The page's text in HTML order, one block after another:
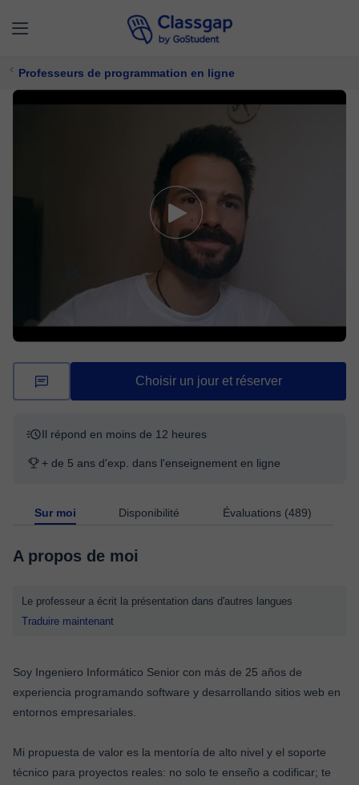
Professeurs de programmation en ligne
4,9 (489)
2510 cours
Programmation
Choisir un jour et réserver
Il répond en moins de 12 heures
+ de 5 ans d'exp. dans l'enseignement en ligne
Sur moi Disponibilité Évaluations (489)
A propos de moi
Le professeur a écrit la présentation dans d'autres langues
Traduire maintenant
Soy Ingeniero Informático Senior con más de 25 años de
experiencia programando software y desarrollando sitios web en
entornos empresariales.
Mi propuesta de valor es la mentoría de alto nivel y el soporte
técnico para proyectos reales: no solo te enseño a codificar; te